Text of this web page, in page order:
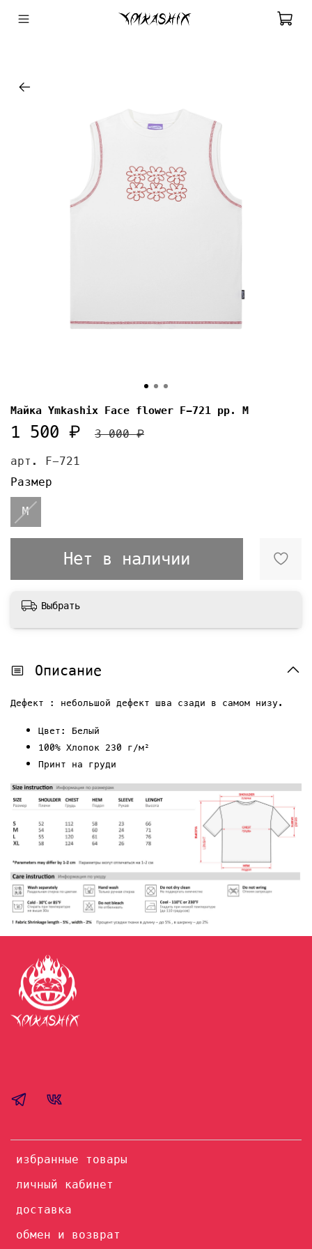
арт. F-721
Майка Ymkashix Face flower F-721 pp. М
1 500 ₽ 3 000 ₽
Нет в наличии
Размер
M
Выбрать
Описание
Дефект : небольшой дефект шва сзади в самом низу.
Цвет: Белый
100% Хлопок 230 г/м²
Принт на груди
избранные товары
личный кабинет
доставка
обмен и возврат